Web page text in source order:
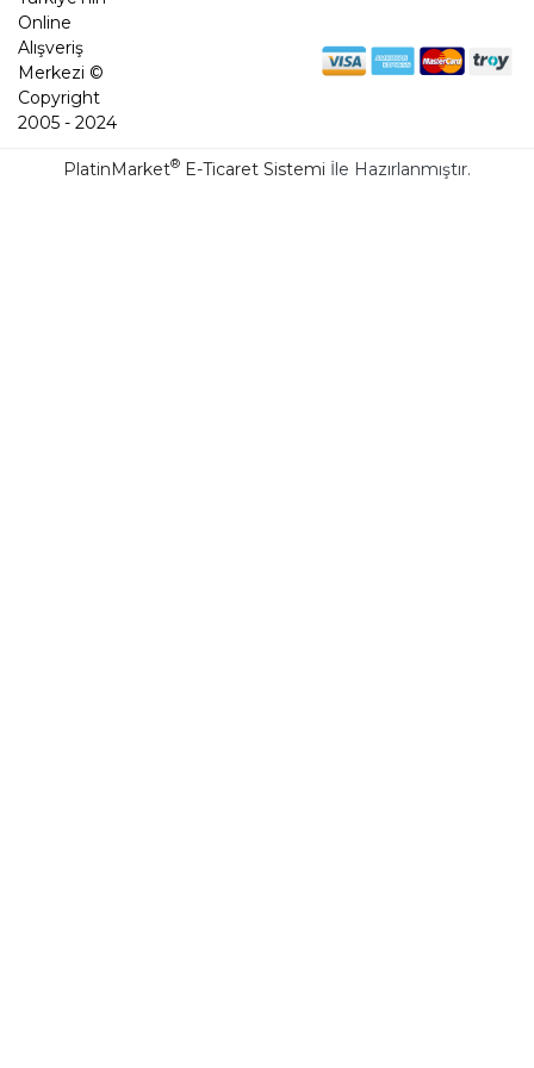
Online
Alışveriş
Merkezi ©
Copyright
2005 - 2024
PlatinMarket® E-Ticaret Sistemi İle Hazırlanmıştır.